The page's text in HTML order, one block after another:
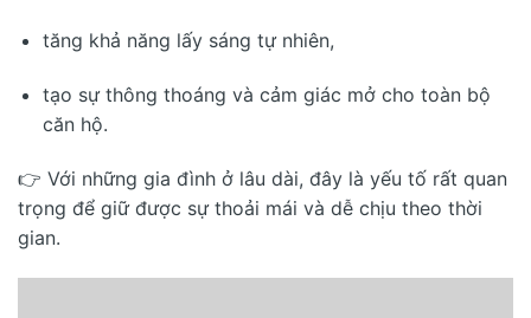
tăng khả năng lấy sáng tự nhiên,
tạo sự thông thoáng và cảm giác mở cho toàn bộ
căn hộ.
👉 Với những gia đình ở lâu dài, đây là yếu tố rất quan
trọng để giữ được sự thoải mái và dễ chịu theo thời
gian.